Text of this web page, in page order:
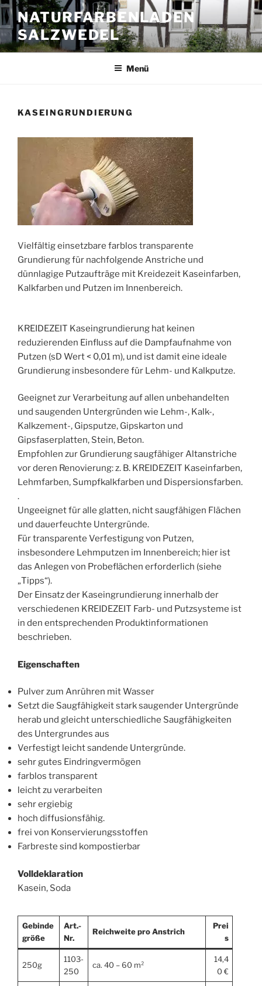
Zum
Inhalt
springen
NATURFARBENLADEN
SALZWEDEL
Menü
KASEINGRUNDIERUNG
Vielfältig einsetzbare farblos transparente
Grundierung für nachfolgende Anstriche und
dünnlagige Putzaufträge mit Kreidezeit Kaseinfarben,
Kalkfarben und Putzen im Innenbereich.
KREIDEZEIT Kaseingrundierung hat keinen
reduzierenden Einfluss auf die Dampfaufnahme von
Putzen (sD Wert < 0,01 m), und ist damit eine ideale
Grundierung insbesondere für Lehm- und Kalkputze.
Geeignet zur Verarbeitung auf allen unbehandelten
und saugenden Untergründen wie Lehm-, Kalk-,
Kalkzement-, Gipsputze, Gipskarton und
Gipsfaserplatten, Stein, Beton.
Empfohlen zur Grundierung saugfähiger Altanstriche
vor deren Renovierung: z. B. KREIDEZEIT Kaseinfarben,
Lehmfarben, Sumpfkalkfarben und Dispersionsfarben.
.
Ungeeignet für alle glatten, nicht saugfähigen Flächen
und dauerfeuchte Untergründe.
Für transparente Verfestigung von Putzen,
insbesondere Lehmputzen im Innenbereich; hier ist
das Anlegen von Probeflächen erforderlich (siehe
„Tipps“).
Der Einsatz der Kaseingrundierung innerhalb der
verschiedenen KREIDEZEIT Farb- und Putzsysteme ist
in den entsprechenden Produktinformationen
beschrieben.
Eigenschaften
Pulver zum Anrühren mit Wasser
Setzt die Saugfähigkeit stark saugender Untergründe
herab und gleicht unterschiedliche Saugfähigkeiten
des Untergrundes aus
Verfestigt leicht sandende Untergründe.
sehr gutes Eindringvermögen
farblos transparent
leicht zu verarbeiten
sehr ergiebig
hoch diffusionsfähig.
frei von Konservierungsstoffen
Farbreste sind kompostierbar
Volldeklaration
Kasein, Soda
Gebinde
größe
Art.-
Nr.
Reichweite pro Anstrich
Prei
s
250g
1103-
250
ca. 40 – 60 m²
14,4
0 €